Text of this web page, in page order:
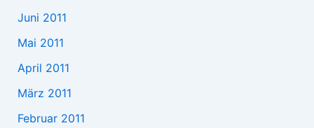
Juni 2011
Mai 2011
April 2011
März 2011
Februar 2011